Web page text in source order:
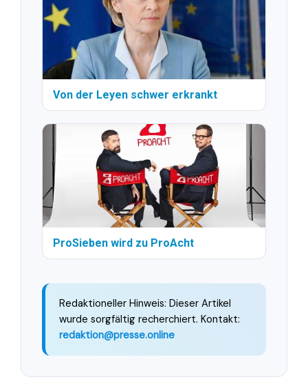
Von der Leyen schwer erkrankt
ProSieben wird zu ProAcht
Redaktioneller Hinweis: Dieser Artikel
wurde sorgfältig recherchiert. Kontakt:
redaktion@presse.online